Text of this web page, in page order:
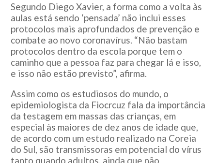
Segundo Diego Xavier, a forma como a volta às
aulas está sendo ‘pensada’ não inclui esses
protocolos mais aprofundados de prevenção e
combate ao novo coronavírus. “Não bastam
protocolos dentro da escola porque tem o
caminho que a pessoa faz para chegar lá e isso,
e isso não estão previsto”, afirma.
Assim como os estudiosos do mundo, o
epidemiologista da Fiocrcuz fala da importância
da testagem em massas das crianças, em
especial às maiores de dez anos de idade que,
de acordo com um estudo realizado na Coreia
do Sul, são transmissoras em potencial do vírus
tanto quando adultos, ainda que não